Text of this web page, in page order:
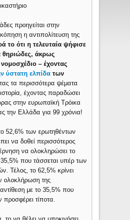
προηγείται στην
η αντιπολίτευση της
το ότι η τελευταία ψήφισε
θηριώδες, άκρως
– έχοντας
ύστατη ελπίδα των
τα περισσότερα ψέματα
έχοντας παραδώσει
στην ευρωπαϊκή Τρόικα
την Ελλάδα για 99 χρόνια!
52,6% των ερωτηθέντων
να δοθεί περισσότερος
να ολοκληρώσει το
35,5% που τάσσεται υπέρ των
Τέλος, το 62,5% κρίνει
ολοκλήρωση της
με το 35,5% που
τίποτα.